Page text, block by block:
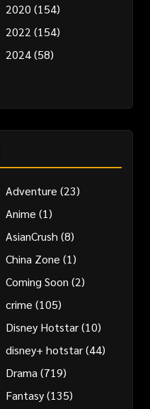
2020 (154)
2022 (154)
2024(58)
Adventure (23)
Anime (1)
AsianCrush (8)
China Zone (1)
Coming Soon (2)
crime (105)
Disney Hotstar(10)
disney+ hotstar(44)
Drama (719)
Fantasy(135)